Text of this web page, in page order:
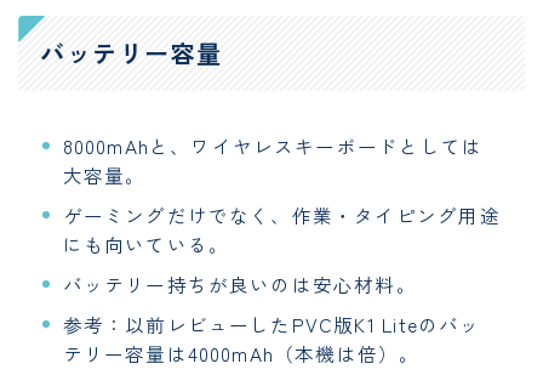
バッテリー容量
8000mAhと、ワイヤレスキーボードとしては
大容量。
ゲーミングだけでなく、作業・タイピング用途
にも向いている。
バッテリー持ちが良いのは安心材料。
参考：以前レビューしたPVC版K1 Liteのバッ
テリー容量は4000mAh（本機は倍）。